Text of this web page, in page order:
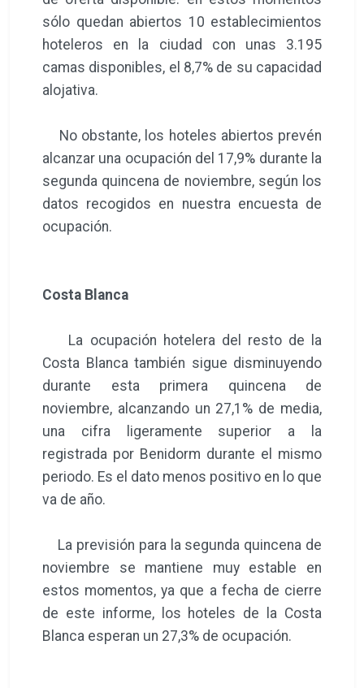
sólo quedan abiertos 10 establecimientos
hoteleros en la ciudad con unas 3.195
camas disponibles, el 8,7% de su capacidad
alojativa.
No obstante, los hoteles abiertos prevén
alcanzar una ocupación del 17,9% durante la
segunda quincena de noviembre, según los
datos recogidos en nuestra encuesta de
ocupación.
Costa Blanca
La ocupación hotelera del resto de la
Costa Blanca también sigue disminuyendo
durante esta primera quincena de
noviembre, alcanzando un 27,1% de media,
una cifra ligeramente superior a la
registrada por Benidorm durante el mismo
periodo. Es el dato menos positivo en lo que
va de año.
La previsión para la segunda quincena de
noviembre se mantiene muy estable en
estos momentos, ya que a fecha de cierre
de este informe, los hoteles de la Costa
Blanca esperan un 27,3% de ocupación.